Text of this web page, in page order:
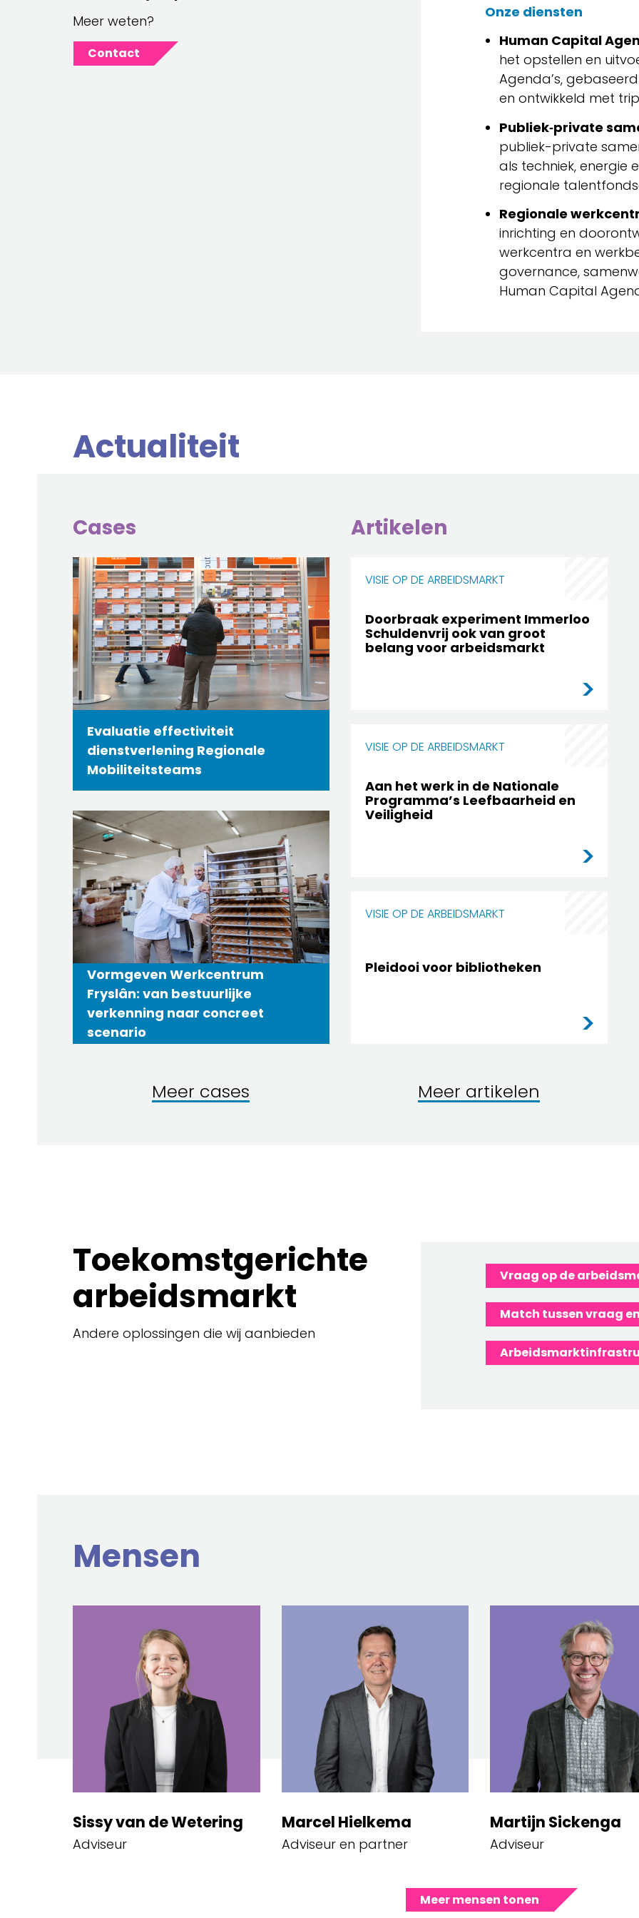
Meer weten?
Contact
Onze diensten
Human Capital
het opstellen en
Agenda’s,
en ontwikkeld met
Publiek‑private
publiek-private
als techniek, energie
regionale
Regionale
inrichting en
werkcentra en
governance,
Human Capital
Actualiteit
Cases
Evaluatie effectiviteit
dienstverlening Regionale
Mobiliteitsteams
Vormgeven Werkcentrum
Fryslân: van bestuurlijke
verkenning naar concreet
scenario
Meer cases
Artikelen
VISIE OP DE ARBEIDSMARKT
Doorbraak experiment Immerloo
Schuldenvrij ook van groot
belang voor arbeidsmarkt
VISIE OP DE ARBEIDSMARKT
Aan het werk in de Nationale
Programma’s Leefbaarheid en
Veiligheid
VISIE OP DE ARBEIDSMARKT
Pleidooi voor bibliotheken
Meer artikelen
Toekomstgerichte
arbeidsmarkt
Andere oplossingen die wij aanbieden
Vraag op de
Match tussen vraag
Mensen
Sissy van de Wetering
Adviseur
Marcel Hielkema
Adviseur en partner
Martijn Sickenga
Adviseur
Meer mensen tonen